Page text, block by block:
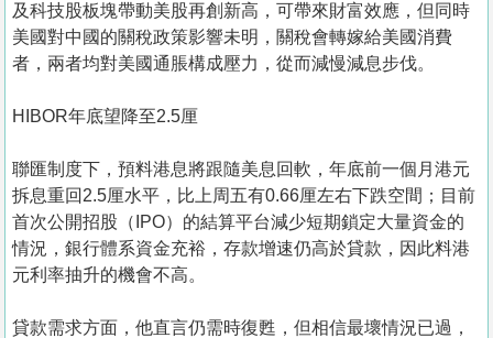
及科技股板塊帶動美股再創新高，可帶來財富效應，但同時
美國對中國的關稅政策影響未明，關稅會轉嫁給美國消費
者，兩者均對美國通脹構成壓力，從而減慢減息步伐。
HIBOR年底望降至2.5厘
聯匯制度下，預料港息將跟隨美息回軟，年底前一個月港元
拆息重回2.5厘水平，比上周五有0.66厘左右下跌空間；目前
首次公開招股（IPO）的結算平台減少短期鎖定大量資金的
情況，銀行體系資金充裕，存款增速仍高於貸款，因此料港
元利率抽升的機會不高。
貸款需求方面，他直言仍需時復甦，但相信最壞情況已過，